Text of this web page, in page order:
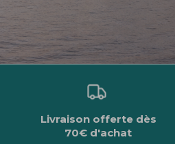
Livraison offerte dès
70€ d'achat